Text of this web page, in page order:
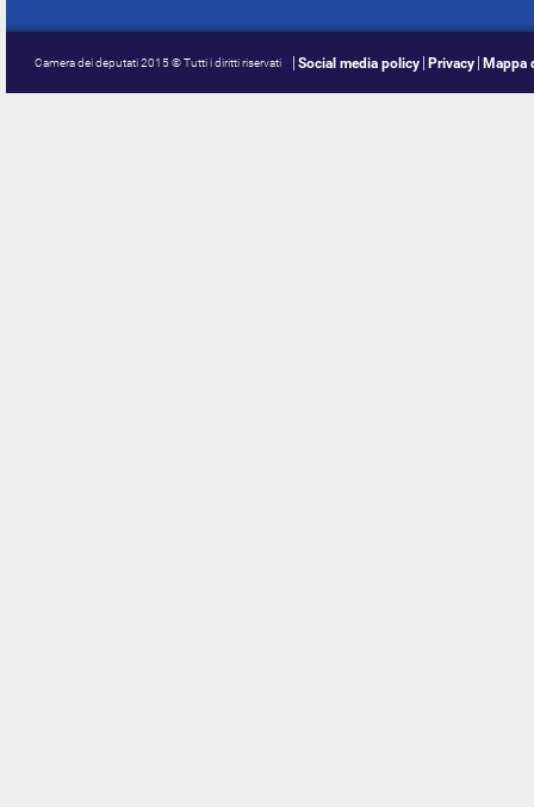
Camera dei deputati 2015 © Tutti i diritti riservati Social media policy Privacy Mappa